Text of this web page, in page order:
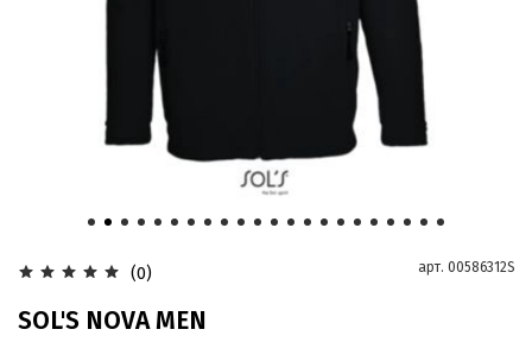
(0) арт. 00586312S
SOL'S NOVA MEN